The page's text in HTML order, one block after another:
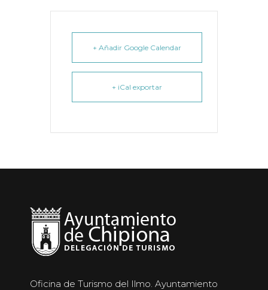
+ Añadir Google Calendar
+ iCal exportar
Oficina de Turismo del Ilmo. Ayuntamiento